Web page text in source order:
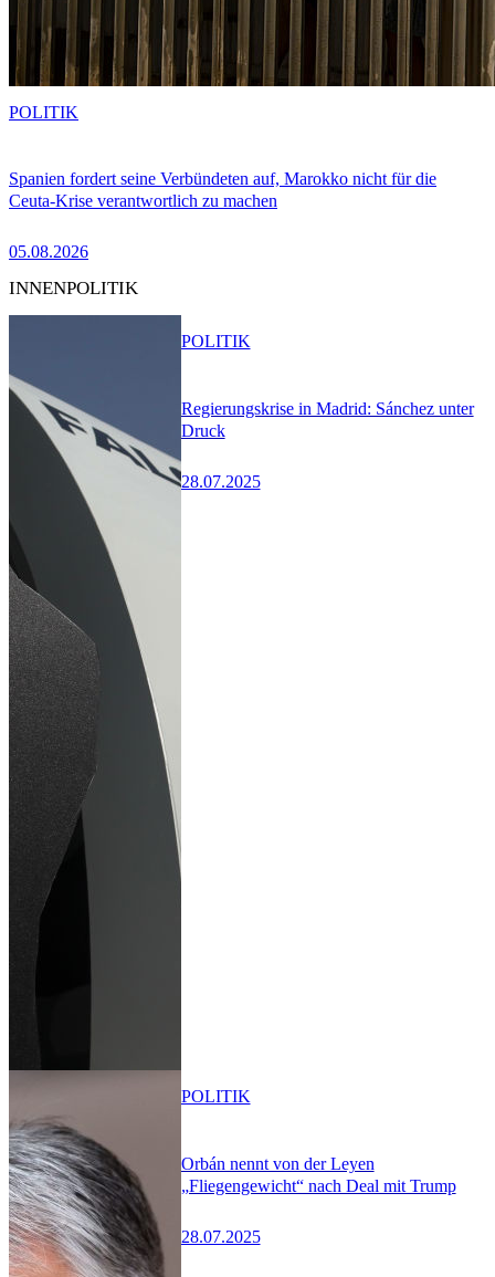
Spanien fordert seine Verbündeten auf, Marokko nicht für die
Ceuta-Krise verantwortlich zu machen
05.08.2026
POLITIK
INNENPOLITIK
Regierungskrise in Madrid: Sánchez unter
Druck
28.07.2025
POLITIK
Orbán nennt von der Leyen
„Fliegengewicht“ nach Deal mit Trump
28.07.2025
POLITIK